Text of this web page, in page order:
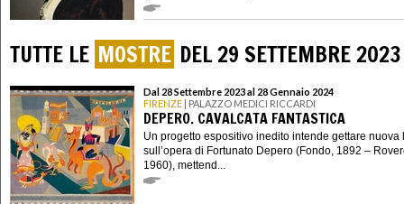
TUTTE LE MOSTRE DEL 29 SETTEMBRE 2023
Dal 28 Settembre 2023 al 28 Gennaio 2024
FIRENZE | PALAZZO MEDICI RICCARDI
DEPERO. CAVALCATA FANTASTICA
Un progetto espositivo inedito intende gettare nuova
sull’opera di Fortunato Depero (Fondo, 1892 –
1960), mettend...